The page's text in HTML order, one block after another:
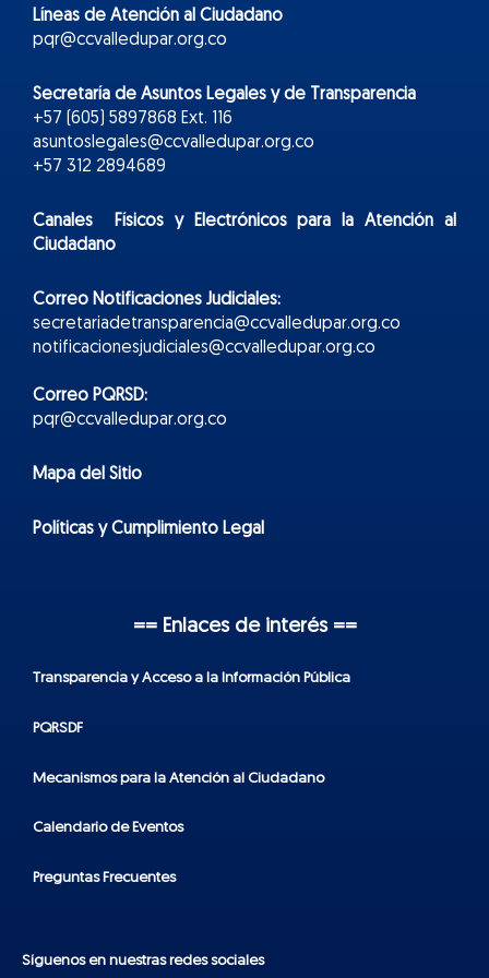
Líneas de Atención al Ciudadano
pqr@ccvalledupar.org.co
Secretaría de Asuntos Legales y de Transparencia
+57 (605) 5897868 Ext. 116
asuntoslegales@ccvalledupar.org.co
+57 312 2894689
Canales Físicos yElectrónicospara la Atención al
Ciudadano
Correo Notificaciones Judiciales:
secretariadetransparencia@ccvalledupar.org.co
notificacionesjudiciales@ccvalledupar.org.co
Correo PQRSD:
pqr@ccvalledupar.org.co
Mapa del Sitio
Políticas y Cumplimiento Legal
== Enlaces de interés ==
Transparencia y Acceso a la Información Pública
PQRSDF
Mecanismos para la Atención al Ciudadano
Calendario de Eventos
Preguntas Frecuentes
Síguenos en nuestras redes sociales